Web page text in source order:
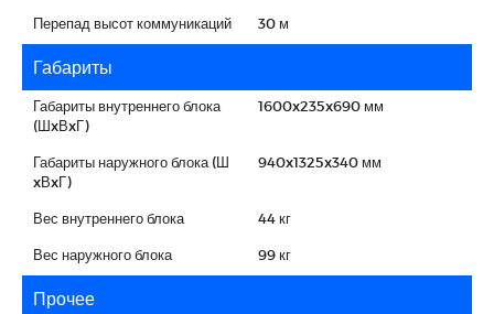
Перепад высот коммуникаций 30 м
Габариты
Габариты внутреннего блока
(ШxВxГ)
1600x235x690 мм
Габариты наружного блока (Ш
xВxГ)
940x1325x340 мм
Вес внутреннего блока 44 кг
Вес наружного блока 99 кг
Прочее